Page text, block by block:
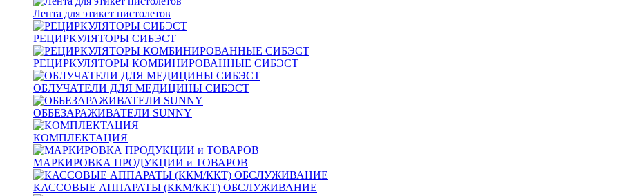
Лента для этикет пистолетов
РЕЦИРКУЛЯТОРЫ СИБЭСТ
РЕЦИРКУЛЯТОРЫ КОМБИНИРОВАННЫЕ СИБЭСТ
ОБЛУЧАТЕЛИ ДЛЯ МЕДИЦИНЫ СИБЭСТ
ОББЕЗАРАЖИВАТЕЛИ SUNNY
КОМПЛЕКТАЦИЯ
МАРКИРОВКА ПРОДУКЦИИ и ТОВАРОВ
КАССОВЫЕ АППАРАТЫ (ККМ/ККТ) ОБСЛУЖИВАНИЕ